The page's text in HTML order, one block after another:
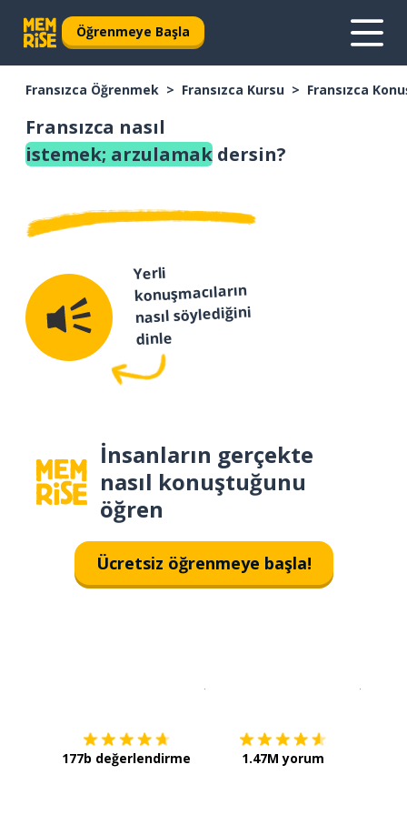
Öğrenmeye Başla
Fransızca Öğrenmek Fransızca Kursu Fransızca
Fransızca nasıl
istemek; arzulamak dersin?
Yerli
konuşmacıların
nasıl söylediğini
dinle
İnsanların gerçekte
nasıl konuştuğunu
öğren
Ücretsiz öğrenmeye başla!
177b değerlendirme 1.47M yorum